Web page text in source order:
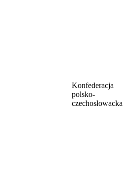
Konfederacja
polsko-
czechosłowacka